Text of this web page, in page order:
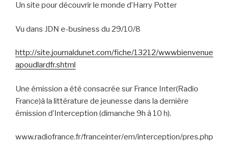
Un site pour découvrir le monde d’Harry Potter
Vu dans JDN e-business du 29/10/8
http://site.journaldunet.com/fiche/13212/wwwbienvenue
apoudlardfr.shtml
Une émission a été consacrée sur France Inter(Radio
France)à la littérature de jeunesse dans la dernière
émission d’Interception (dimanche 9h à 10 h).
www.radiofrance.fr/franceinter/em/interception/pres.php